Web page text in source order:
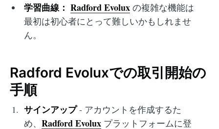
学習曲線： Radford Evoluxの複雑な機能は
最初は初心者にとって難しいかもしれませ
ん。
Radford Evoluxでの取引開始の
手順
サインアップ- アカウントを作成するた
め、 Radford Evoluxプラットフォームに登